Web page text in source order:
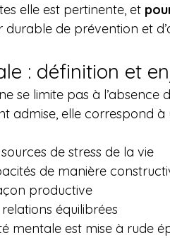
elle est pertinente, et
durable de prévention et
: définition et
se limite pas à l’absence
admise, elle correspond à
de stress de la vie
de manière
productive
équilibrées
mentale est mise à rude